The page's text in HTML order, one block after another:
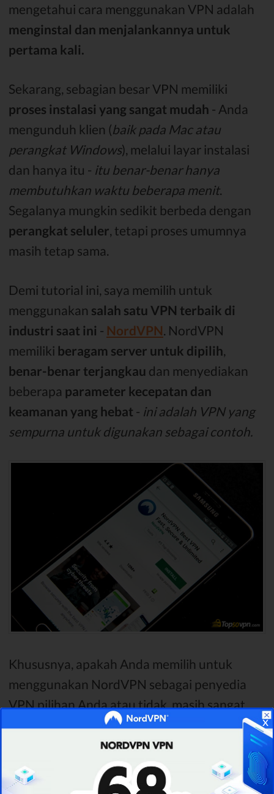
mengetahui cara menggunakan VPN adalah
menginstal dan menjalankannya untuk
pertama kali.
Sekarang, sebagian besar VPN memiliki
proses instalasi yang sangat mudah - Anda
mengunduh klien (baik pada Mac atau
perangkat Windows), melalui layar instalasi
dan hanya itu - itu benar-benar hanya
membutuhkan waktu beberapa menit.
Segalanya mungkin sedikit berbeda dengan
perangkat seluler, tetapi proses umumnya
masih tetap sama.
Demi tutorial ini, saya memilih untuk
menggunakan salah satu VPN terbaik di
industri saat ini - NordVPN. NordVPN
memiliki beragam server untuk dipilih,
benar-benar terjangkau dan menyediakan
beberapa parameter kecepatan dan
keamanan yang hebat - ini adalah VPN yang
sempurna untuk digunakan sebagai contoh.
Khususnya, apakah Anda memilih untuk
menggunakan NordVPN sebagai penyedia
VPN pilihan Anda atau tidak, masih sangat
disarankan agar Anda menggunakansalah
satu nama teratasindustri ini. Meskipun Anda
mungkin merasa seperti "memukul emas
dengan beberapa VPN yang teduh,
belum
x